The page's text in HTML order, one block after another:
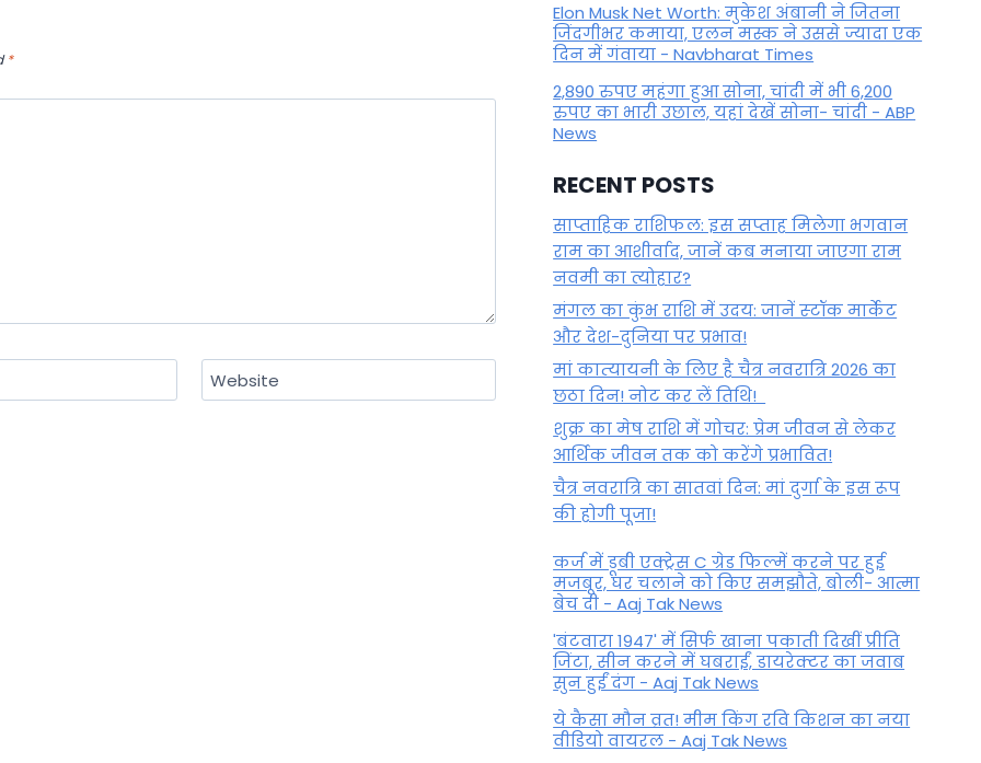
*
Website
Elon Musk Net Worth: मुकेश अंबानी ने जितना
जिंदगीभर कमाया, एलन मस्क ने उससे ज्यादा एक
दिन में गंवाया - Navbharat Times
2,890 रुपए महंगा हुआ सोना, चांदी में भी 6,200
रुपए का भारी उछाल, यहां देखें सोना- चांदी - ABP
News
RECENT POSTS
साप्ताहिक राशिफल: इस सप्ताह मिलेगा भगवान
राम का आशीर्वाद, जानें कब मनाया जाएगा राम
नवमी का त्योहार?
मंगल का कुंभ राशि में उदय: जानें स्‍टॉक मार्केट
और देश-दुनिया पर प्रभाव!
मां कात्‍यायनी के लिए है चैत्र नवरात्रि 2026 का
छठा दिन! नोट कर लें तिथि!
शुक्र का मेष राशि में गोचर: प्रेम जीवन से लेकर
आर्थिक जीवन तक को करेंगे प्रभावित!
चैत्र नवरात्रि का सातवां दिन: मां दुर्गा के इस रूप
की होगी पूजा!
कर्ज में डूबी एक्ट्रेस C ग्रेड फिल्में करने पर हुई
मजबूर, घर चलाने को किए समझौते, बोली- आत्मा
बेच दी - Aaj Tak News
'बंटवारा 1947' में सिर्फ खाना पकाती दिखीं प्रीति
जिंटा, सीन करने में घबराईं, डायरेक्टर का जवाब
सुन हुईं दंग - Aaj Tak News
ये कैसा मौन व्रत! मीम किंग रवि किशन का नया
वीडियो वायरल - Aaj Tak News